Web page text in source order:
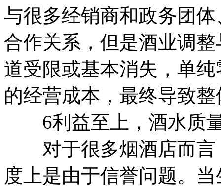
与很多经销商和政务团
合作关系，但是酒业调
道受限或基本消失，单
的经营成本，最终导致
6利益至上，酒水质
对于很多烟酒店而言
度上是由于信誉问题。